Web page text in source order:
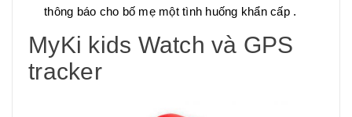
thông báo cho bố mẹ một tình huống khẩn cấp .
MyKi kids Watch và GPS
tracker